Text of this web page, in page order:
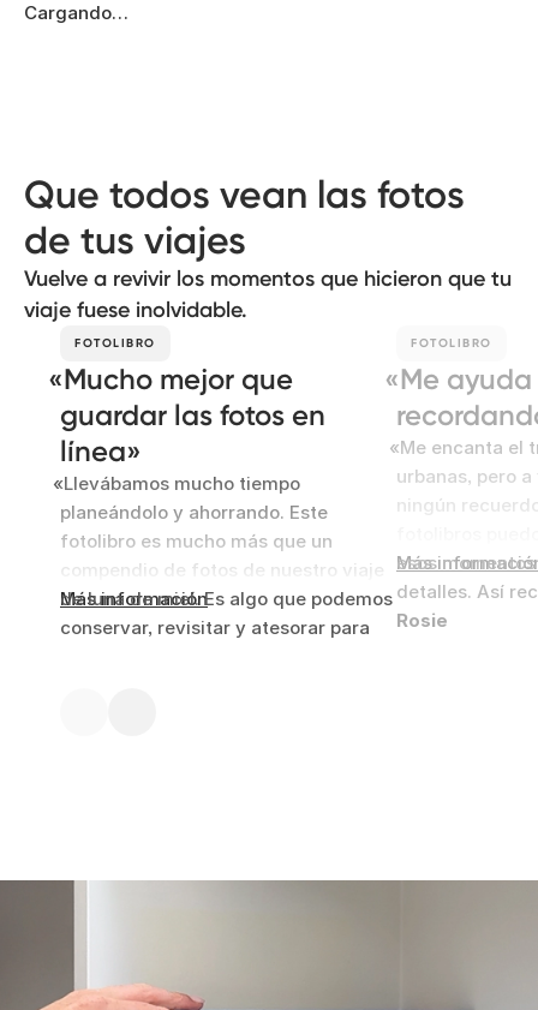
Cargando…
Que todos vean las fotos
de tus viajes
Vuelve a revivir los momentos que hicieron que tu
viaje fuese inolvidable.
FOTOLIBRO
Mucho mejor que
guardar las fotos en
línea
Llevábamos mucho tiempo
planeándolo y ahorrando. Este
fotolibro es mucho más que un
compendio de fotos de nuestro viaje
de luna de miel. Es algo que podemos
conservar, revisitar y atesorar para
Más información
FOTOLIBRO
Me
Me encanta el
urbanas, pero
ningún
esos
detalles. Así
Rosie
Más